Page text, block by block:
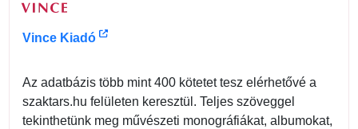
Vince Kiadó
Az adatbázis több mint 400 kötetet tesz elérhetővé a
szaktars.hu felületen keresztül. Teljes szöveggel
tekinthetünk meg művészeti monográfiákat, albumokat,